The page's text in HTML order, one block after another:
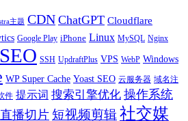
主题 CDN ChatGPT Cloudflare
Google Play iPhone Linux MySQL Nginx
SEO SSH UpdraftPlus VPS WebP Windows
WP Super Cache Yoast SEO 云服务器 域名注
件 提示词 搜索引擎优化 操作系统
直播切片 短视频剪辑社交媒